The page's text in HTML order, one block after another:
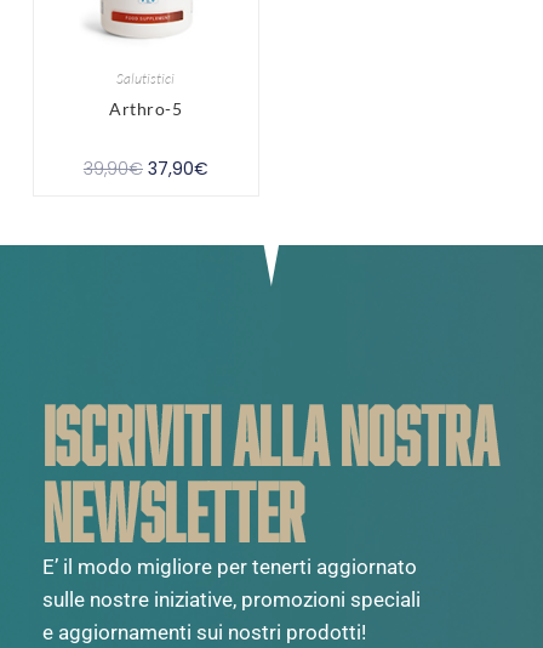
Salutistici
Arthro-5
39,90€ 37,90€
ISCRIVITI ALLA NOSTRA
NEWSLETTER
E’ il modo migliore per tenerti aggiornato
sulle nostre iniziative, promozioni speciali
e aggiornamenti sui nostri prodotti!